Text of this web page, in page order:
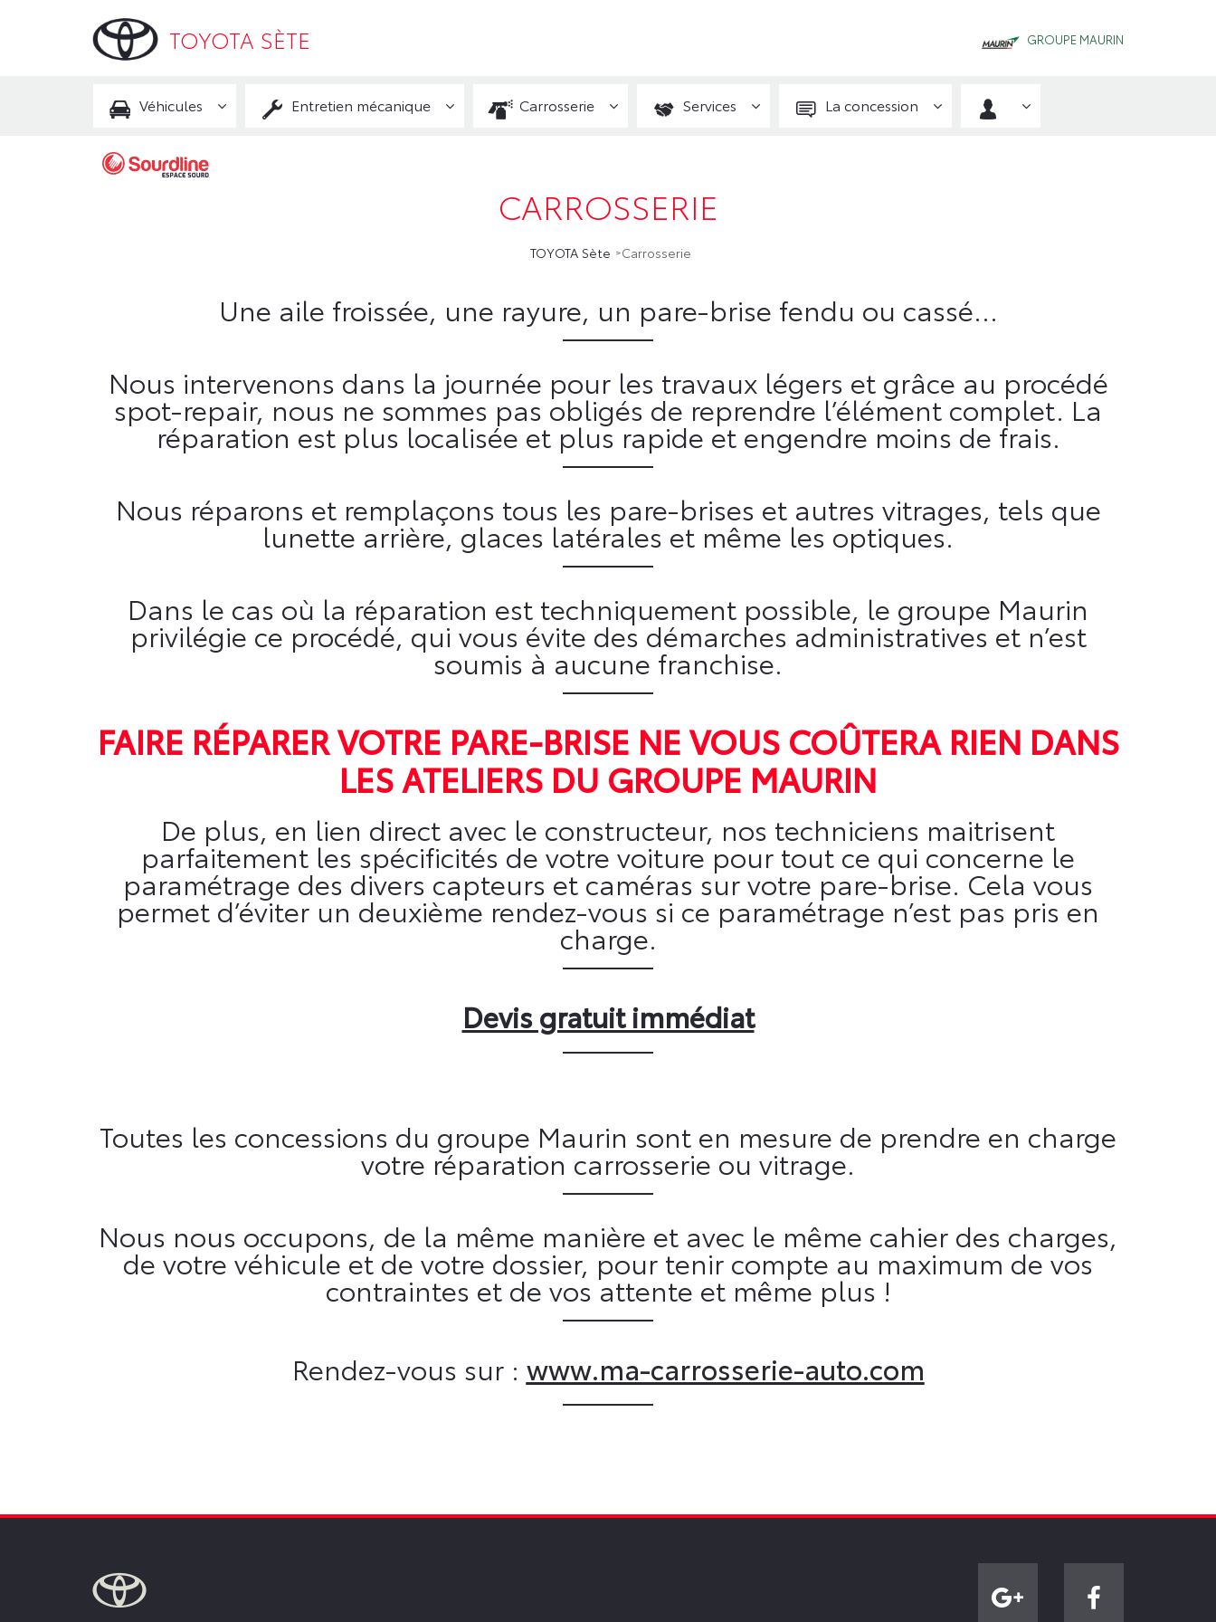
TOYOTA SÈTE GROUPE MAURIN
Véhicules Entretien mécanique Carrosserie Services La concession
CARROSSERIE
TOYOTA Sète Carrosserie
Une aile froissée, une rayure, un pare-brise fendu ou cassé…
Nous intervenons dans la journée pour les travaux légers et grâce au procédé
spot-repair, nous ne sommes pas obligés de reprendre l’élément complet. La
réparation est plus localisée et plus rapide et engendre moins de frais.
Nous réparons et remplaçons tous les pare-brises et autres vitrages, tels que
lunette arrière, glaces latérales et même les optiques.
Dans le cas où la réparation est techniquement possible, le groupe Maurin
privilégie ce procédé, qui vous évite des démarches administratives et n’est
soumis à aucune franchise.
FAIRE RÉPARER VOTRE PARE-BRISE NE VOUS COÛTERA RIEN DANS
LES ATELIERS DU GROUPE MAURIN
De plus, en lien direct avec le constructeur, nos techniciens maitrisent
parfaitement les spécificités de votre voiture pour tout ce qui concerne le
paramétrage des divers capteurs et caméras sur votre pare-brise. Cela vous
permet d’éviter un deuxième rendez-vous si ce paramétrage n’est pas pris en
charge.
Devis gratuit immédiat
Toutes les concessions du groupe Maurin sont en mesure de prendre en charge
votre réparation carrosserie ou vitrage.
Nous nous occupons, de la même manière et avec le même cahier des charges,
de votre véhicule et de votre dossier, pour tenir compte au maximum de vos
contraintes et de vos attente et même plus !
Rendez-vous sur : www.ma-carrosserie-auto.com